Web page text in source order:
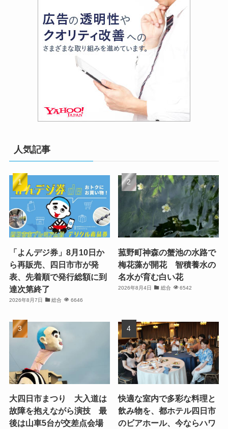
人気記事
「よんデジ券」8月10日か
ら再販売、四日市市が発
表、先着順で発行総額に到
達次第終了
2026年8月7日 総合 6646
菰野町神森の蟹池の水路で
梅花藻が開花 智積養水の
名水が育む白い花
2026年8月4日 総合 6542
大四日市まつり 大入道は
故障を抱えながら演技 最
後は山車5台が交差点会場
快適な室内で多彩な料理と
飲み物を、都ホテル四日市
のビアホール、今ならハワ